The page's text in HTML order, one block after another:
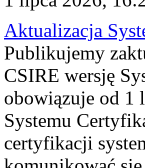
Aktualizacja
Publikujemy
CSIRE wersję
obowiązuje od 1
Systemu
certyfikacji